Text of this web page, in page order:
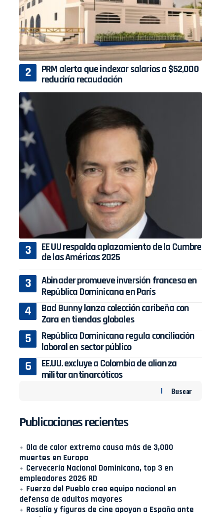
PRM alerta que indexar salarios a $52,000
reduciría recaudación
EE UU respalda aplazamiento de la Cumbre
de las Américas 2025
Abinader promueve inversión francesa en
República Dominicana en París
Bad Bunny lanza colección caribeña con
Zara en tiendas globales
República Dominicana regula conciliación
laboral en sector público
EE.UU. excluye a Colombia de alianza
militar antinarcóticos
Buscar
Publicaciones recientes
Ola de calor extremo causa más de 3,000
muertes en Europa
Cervecería Nacional Dominicana, top 3 en
empleadores 2026 RD
Fuerza del Pueblo crea equipo nacional en
defensa de adultos mayores
Rosalía y figuras de cine apoyan a España ante